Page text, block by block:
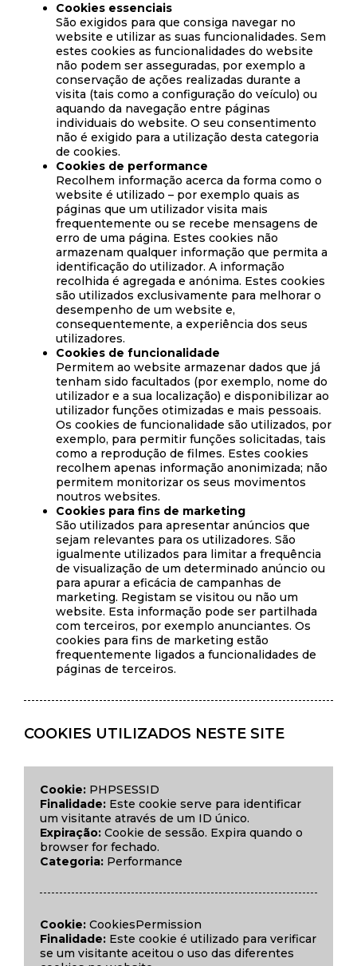
Cookies essenciais
São exigidos para que consiga navegar no
website e utilizar as suas funcionalidades. Sem
estes cookies as funcionalidades do website
não podem ser asseguradas, por exemplo a
conservação de ações realizadas durante a
visita (tais como a configuração do veículo) ou
aquando da navegação entre páginas
individuais do website. O seu consentimento
não é exigido para a utilização desta categoria
de cookies.
Cookies de performance
Recolhem informação acerca da forma como o
website é utilizado – por exemplo quais as
páginas que um utilizador visita mais
frequentemente ou se recebe mensagens de
erro de uma página. Estes cookies não
armazenam qualquer informação que permita a
identificação do utilizador. A informação
recolhida é agregada e anónima. Estes cookies
são utilizados exclusivamente para melhorar o
desempenho de um website e,
consequentemente, a experiência dos seus
utilizadores.
Cookies de funcionalidade
Permitem ao website armazenar dados que já
tenham sido facultados (por exemplo, nome do
utilizador e a sua localização) e disponibilizar ao
utilizador funções otimizadas e mais pessoais.
Os cookies de funcionalidade são utilizados, por
exemplo, para permitir funções solicitadas, tais
como a reprodução de filmes. Estes cookies
recolhem apenas informação anonimizada; não
permitem monitorizar os seus movimentos
noutros websites.
Cookies para fins de marketing
São utilizados para apresentar anúncios que
sejam relevantes para os utilizadores. São
igualmente utilizados para limitar a frequência
de visualização de um determinado anúncio ou
para apurar a eficácia de campanhas de
marketing. Registam se visitou ou não um
website. Esta informação pode ser partilhada
com terceiros, por exemplo anunciantes. Os
cookies para fins de marketing estão
frequentemente ligados a funcionalidades de
páginas de terceiros.
COOKIES UTILIZADOS NESTE SITE
Cookie: PHPSESSID
Finalidade: Este cookie serve para identificar
um visitante através de um ID único.
Expiração: Cookie de sessão. Expira quando o
browser for fechado.
Categoria: Performance
Cookie: CookiesPermission
Finalidade: Este cookie é utilizado para verificar
se um visitante aceitou o uso das diferentes